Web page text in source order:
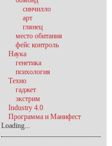
синчилло
арт
глянец
место обитания
фейс контроль
Наука
генетика
психология
Техно
гаджет
экстрим
Industry 4.0
Программа и Манифест
Loading...